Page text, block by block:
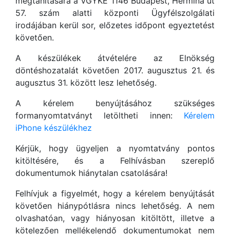
57. szám alatti központi Ügyfélszolgálati
irodájában kerül sor, előzetes időpont egyeztetést
követően.
A készülékek átvételére az Elnökség
döntéshozatalát követően 2017. augusztus 21. és
augusztus 31. között lesz lehetőség.
A kérelem benyújtásához szükséges
formanyomtatványt letöltheti innen: Kérelem
iPhone készülékhez
Kérjük, hogy ügyeljen a nyomtatvány pontos
kitöltésére, és a Felhívásban szereplő
dokumentumok hiánytalan csatolására!
Felhívjuk a figyelmét, hogy a kérelem benyújtását
követően hiánypótlásra nincs lehetőség. A nem
olvashatóan, vagy hiányosan kitöltött, illetve a
kötelezően mellékelendő dokumentumokat nem